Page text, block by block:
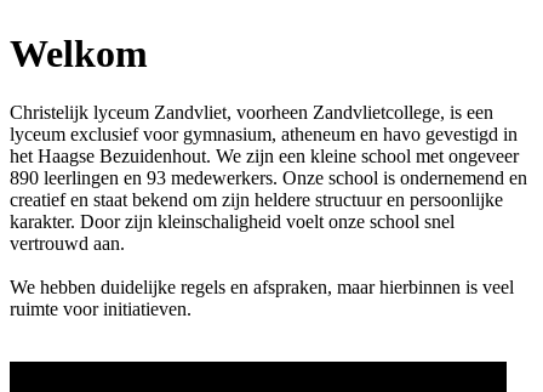
Welkom
Christelijk lyceum Zandvliet, voorheen Zandvlietcollege, is een
lyceum exclusief voor gymnasium, atheneum en havo gevestigd in
het Haagse Bezuidenhout. We zijn een kleine school met ongeveer
890 leerlingen en 93 medewerkers. Onze school is ondernemend en
creatief en staat bekend om zijn heldere structuur en persoonlijke
karakter. Door zijn kleinschaligheid voelt onze school snel
vertrouwd aan.
We hebben duidelijke regels en afspraken, maar hierbinnen is veel
ruimte voor initiatieven.